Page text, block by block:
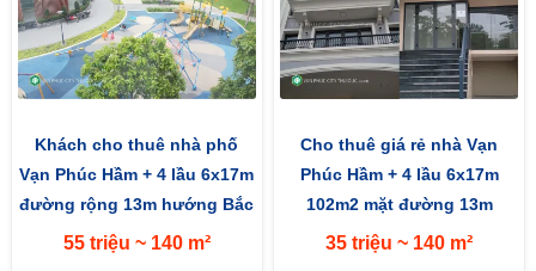
Khách cho thuê nhà phố
Vạn Phúc Hầm + 4 lầu 6x17m
đường rộng 13m hướng Bắc
55 triệu ~ 140 m²
Cho thuê giá rẻ nhà Vạn
Phúc Hầm + 4 lầu 6x17m
102m2 mặt đường 13m
hướng Bắc
35 triệu ~ 140 m²